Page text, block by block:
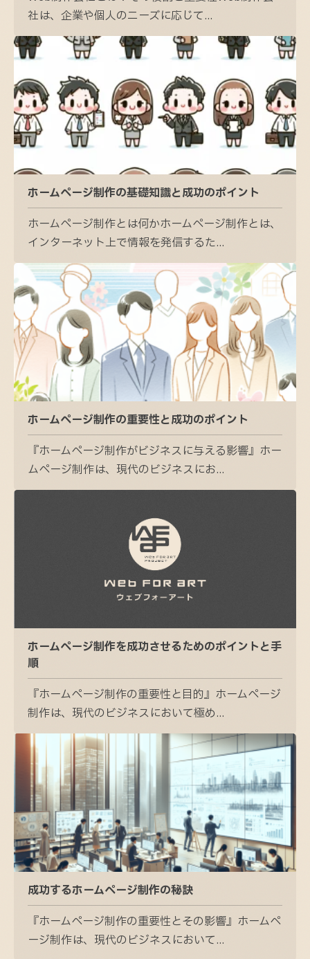
社は、企業や個人のニーズに応じて...
ホームページ制作の基礎知識と成功のポイント
ホームページ制作とは何かホームページ制作とは、
インターネット上で情報を発信するた...
ホームページ制作の重要性と成功のポイント
『ホームページ制作がビジネスに与える影響』ホー
ムページ制作は、現代のビジネスにお...
ホームページ制作を成功させるためのポイントと手
順
『ホームページ制作の重要性と目的』ホームページ
制作は、現代のビジネスにおいて極め...
成功するホームページ制作の秘訣
『ホームページ制作の重要性とその影響』ホームペ
ージ制作は、現代のビジネスにおいて...